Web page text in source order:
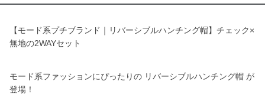
【モード系プチブランド｜リバーシブルハンチング帽】チェック×
無地の2WAYセット
モード系ファッションにぴったりの リバーシブルハンチング帽 が
登場！